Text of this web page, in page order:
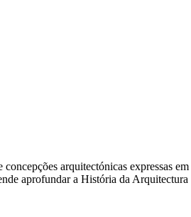
arquitectónicas expressas
aprofundar a História da